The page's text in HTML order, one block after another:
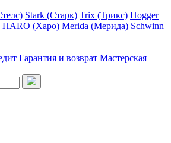
Stark (Старк) Trix (Трикс) Hogger
HARO (Харо) Merida (Мерида) Schwinn
Гарантия и возврат Мастерская